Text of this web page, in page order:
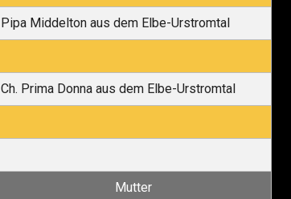
Pipa Middelton aus dem Elbe-Urstromtal
Ch. Prima Donna aus dem Elbe-Urstromtal
Mutter